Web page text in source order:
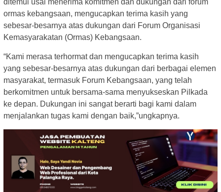
ditemui usai menerima komitmen dan dukungan dari forum
ormas kebangsaan, mengucapkan terima kasih yang
sebesar-besarnya atas dukungan dari Forum Organisasi
Kemasyarakatan (Ormas) Kebangsaan.
“Kami merasa terhormat dan mengucapkan terima kasih
yang sebesar-besarnya atas dukungan dari berbagai elemen
masyarakat, termasuk Forum Kebangsaan, yang telah
berkomitmen untuk bersama-sama menyukseskan Pilkada
ke depan. Dukungan ini sangat berarti bagi kami dalam
menjalankan tugas kami dengan baik,”ungkapnya.